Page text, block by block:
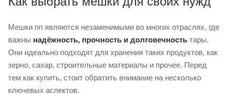
Мешки пп являются незаменимыми во многих отраслях, где
важны надёжность, прочность и долговечность тары.
Они идеально подходят для хранения таких продуктов, как
зерно, сахар, строительные материалы и прочее. Перед
тем как купить, стоит обратить внимание на несколько
ключевых аспектов.